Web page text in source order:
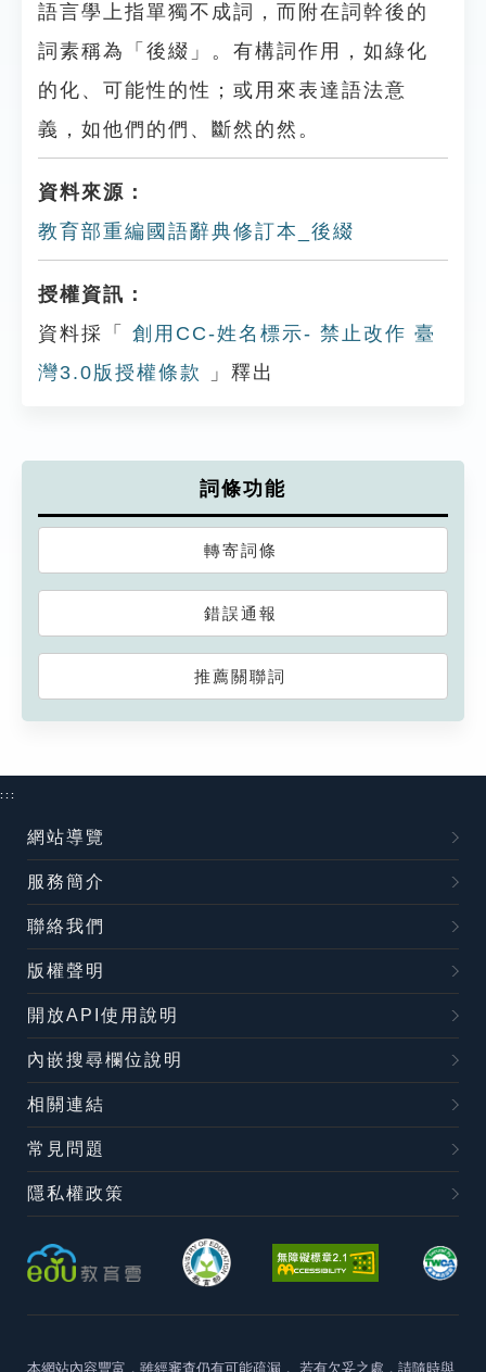
語言學上指單獨不成詞，而附在詞幹後的
詞素稱為「後綴」。有構詞作用，如綠化
的化、可能性的性；或用來表達語法意
義，如他們的們、斷然的然。
資料來源：
教育部重編國語辭典修訂本_後綴
授權資訊：
資料採「
創用CC-姓名標示- 禁止改作 臺
灣3.0版授權條款
」釋出
詞條功能
轉寄詞條
錯誤通報
推薦關聯詞
:::
網站導覽
服務簡介
聯絡我們
版權聲明
開放API使用說明
內嵌搜尋欄位說明
相關連結
常見問題
隱私權政策
本網站內容豐富，雖經審查仍有可能疏漏， 若有欠妥之處，請隨時與